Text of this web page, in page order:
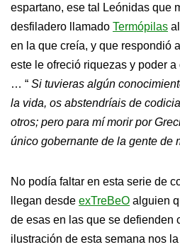
espartano, ese tal Leónidas que
desfiladero llamado Termópilas
en la que creía, y que respondió
este le ofreció riquezas y poder
… “ Si tuvieras algún
la vida, os abstendríais de
otros; pero para mí morir por
único gobernante de la gente de
No podía faltar en esta serie de
llegan desde exTreBeO alguien
de esas en las que se defienden
ilustración de esta semana nos